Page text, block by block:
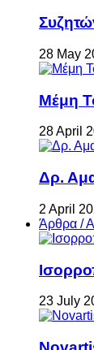
28 May
Μέμη
28 April
Δρ.
2 April
Άρθρα /
23 July